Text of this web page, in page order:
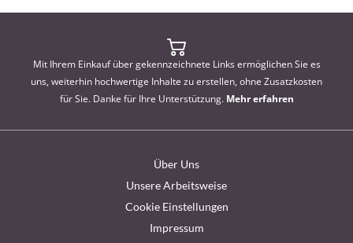
Mit Ihrem Einkauf über gekennzeichnete Links ermöglichen Sie es
uns, weiterhin hochwertige Inhalte zu erstellen, ohne Zusatzkosten
für Sie. Danke für Ihre Unterstützung. Mehr erfahren
Über Uns
Unsere Arbeitsweise
Cookie Einstellungen
Impressum